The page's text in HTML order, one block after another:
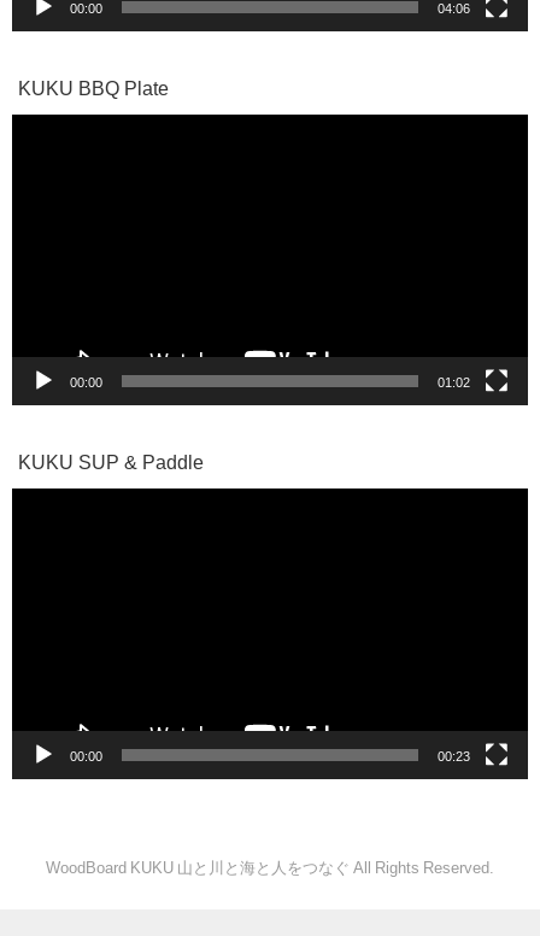
00:00 04:06
KUKU BBQ Plate
00:00 01:02
KUKU SUP & Paddle
00:00 00:23
WoodBoard KUKU 山と川と海と人をつなぐ All Rights Reserved.